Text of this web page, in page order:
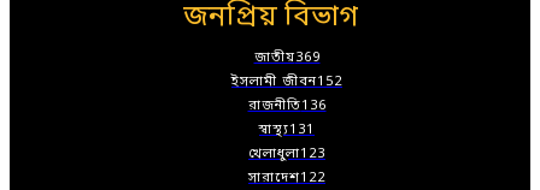
জনপ্রিয় বিভাগ
জাতীয়369
ইসলামী জীবন152
রাজনীতি136
স্বাস্থ্য131
খেলাধুলা123
সারাদেশ122